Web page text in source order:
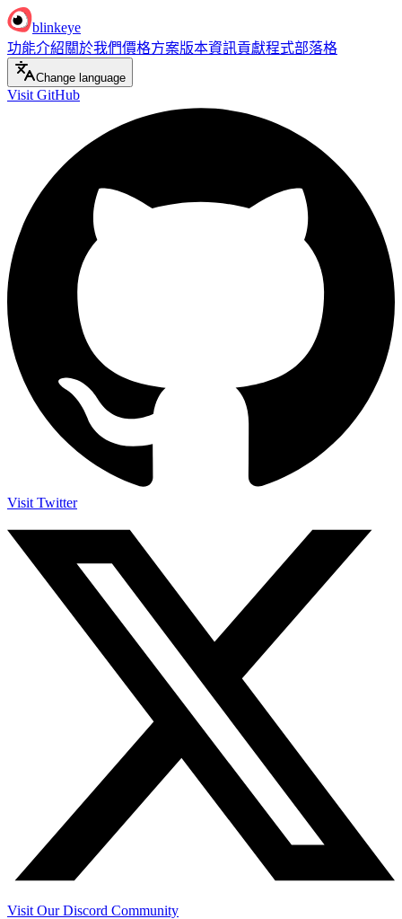
blinkeye
功能介紹關於我們價格方案版本資訊貢獻程式部落格
Change language
Visit GitHub
Visit Twitter
Visit Our Discord Community